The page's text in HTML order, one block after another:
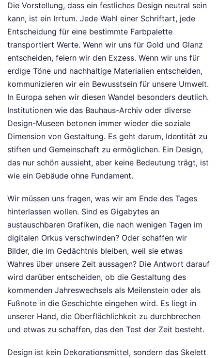
Die Vorstellung, dass ein festliches Design neutral sein
kann, ist ein Irrtum. Jede Wahl einer Schriftart, jede
Entscheidung für eine bestimmte Farbpalette
transportiert Werte. Wenn wir uns für Gold und Glanz
entscheiden, feiern wir den Exzess. Wenn wir uns für
erdige Töne und nachhaltige Materialien entscheiden,
kommunizieren wir ein Bewusstsein für unsere Umwelt.
In Europa sehen wir diesen Wandel besonders deutlich.
Institutionen wie das Bauhaus-Archiv oder diverse
Design-Museen betonen immer wieder die soziale
Dimension von Gestaltung. Es geht darum, Identität zu
stiften und Gemeinschaft zu ermöglichen. Ein Design,
das nur schön aussieht, aber keine Bedeutung trägt, ist
wie ein Gebäude ohne Fundament.
Wir müssen uns fragen, was wir am Ende des Tages
hinterlassen wollen. Sind es Gigabytes an
austauschbaren Grafiken, die nach wenigen Tagen im
digitalen Orkus verschwinden? Oder schaffen wir
Bilder, die im Gedächtnis bleiben, weil sie etwas
Wahres über unsere Zeit aussagen? Die Antwort darauf
wird darüber entscheiden, ob die Gestaltung des
kommenden Jahreswechsels als Meilenstein oder als
Fußnote in die Geschichte eingehen wird. Es liegt in
unserer Hand, die Oberflächlichkeit zu durchbrechen
und etwas zu schaffen, das den Test der Zeit besteht.
Design ist kein Dekorationsmittel, sondern das Skelett